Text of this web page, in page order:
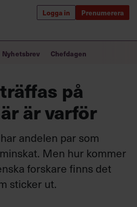
Logga in Prenumerera
världen
ledare
Nyhetsbrev Chefdagen
på
är varför
andelen par som
Men hur kommer
forskare finns det
sticker ut.